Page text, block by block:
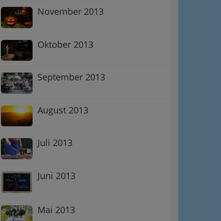
November 2013
Oktober 2013
September 2013
August 2013
Juli 2013
Juni 2013
Mai 2013